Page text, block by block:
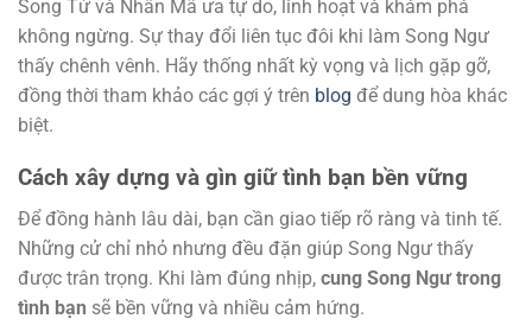
Song Tử và Nhân Mã ưa tự do, linh hoạt và khám phá
không ngừng. Sự thay đổi liên tục đôi khi làm Song Ngư
thấy chênh vênh. Hãy thống nhất kỳ vọng và lịch gặp gỡ,
đồng thời tham khảo các gợi ý trên blog để dung hòa khác
biệt.
Cách xây dựng và gìn giữ tình bạn bền vững
Để đồng hành lâu dài, bạn cần giao tiếp rõ ràng và tinh tế.
Những cử chỉ nhỏ nhưng đều đặn giúp Song Ngư thấy
được trân trọng. Khi làm đúng nhịp, cung Song Ngư trong
tình bạn sẽ bền vững và nhiều cảm hứng.